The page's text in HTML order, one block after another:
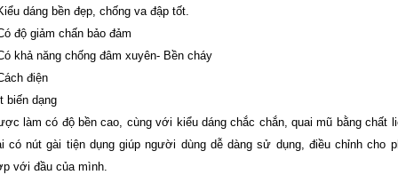
dáng bền đẹp, chống va đập tốt.
độ giảm chấn bảo đảm
khả năng chống đâm xuyên- Bền cháy
điện
biến dạng
làm có độ bền cao, cùng với kiểu dáng chắc chắn, quai mũ bằng chất
có nút gài tiện dụng giúp người dùng dễ dàng sử dụng, điều chỉnh cho
với đầu của mình.